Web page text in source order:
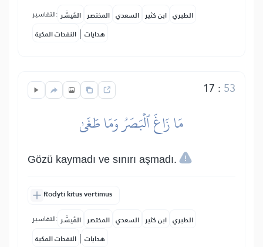
التفاسير: المُيسَّر المختصر السعدي ابن كثير الطبري
النفحات المكية | هدايات
17 : 53
مَا زَاغَ ٱلۡبَصَرُ وَمَا طَغَىٰ
Gözü kaymadı ve sınırı aşmadı.
Rodyti kitus vertimus
التفاسير: المُيسَّر المختصر السعدي ابن كثير الطبري
النفحات المكية | هدايات